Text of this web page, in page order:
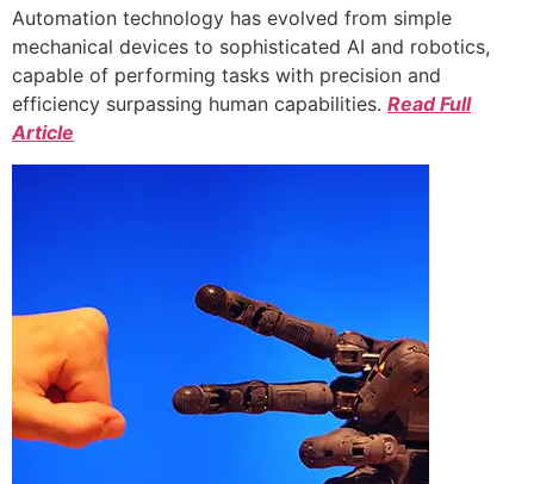
Automation technology has evolved from simple
mechanical devices to sophisticated AI and robotics,
capable of performing tasks with precision and
efficiency surpassing human capabilities. Read Full
Article